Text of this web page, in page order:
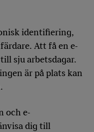
identifiering,
Att få en e-
sju arbetsdagar.
är på plats kan
och e-
dig till